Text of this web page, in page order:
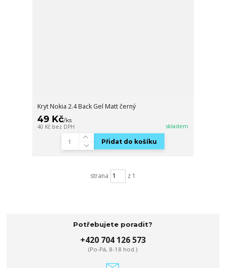
Kryt Nokia 2.4 Back Gel Matt černý
49 Kč/ks
40 Kč bez DPH skladem
Přidat do košíku
strana z 1
Potřebujete poradit?
+420 704 126 573
(Po-Pá, 8-18 hod.)